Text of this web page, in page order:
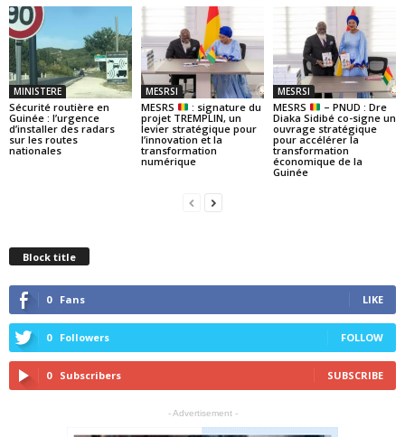
MINISTERE
Sécurité routière en
Guinée : l’urgence
d’installer des radars
sur les routes
nationales
MESRSI
MESRS
: signature du
projet TREMPLIN, un
levier stratégique pour
l’innovation et la
transformation
numérique
MESRSI
MESRS
– PNUD : Dre
Diaka Sidibé co-signe un
ouvrage stratégique
pour accélérer la
transformation
économique de la
Guinée
Block title
0 Fans LIKE
0 Followers FOLLOW
0 Subscribers SUBSCRIBE
- Advertisement -